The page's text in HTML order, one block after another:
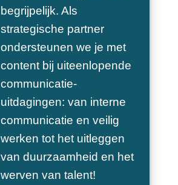
begrijpelijk. Als
strategische partner
ondersteunen we je met
content bij uiteenlopende
communicatie-
uitdagingen: van interne
communicatie en veilig
werken tot het uitleggen
van duurzaamheid en het
werven van talent!